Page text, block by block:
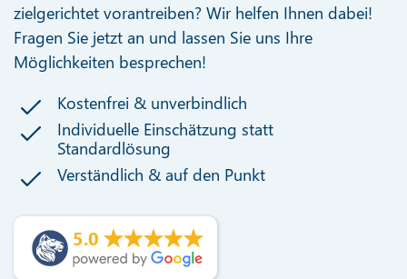
zielgerichtet vorantreiben? Wir helfen Ihnen dabei!
Fragen Sie jetzt an und lassen Sie uns Ihre
Möglichkeiten besprechen!
Kostenfrei & unverbindlich
Individuelle Einschätzung statt
Standardlösung
Verständlich & auf den Punkt
5.0